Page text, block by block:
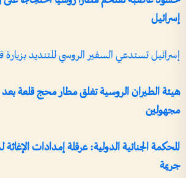
إسرائيل
إسرائيل تستدعي السفير الروسي للتنديد
هيئة الطيران الروسية تغلق مطار محج قلعة
مجهولين
المحكمة الجنائية الدولية: عرقلة إمدادات
جريمة